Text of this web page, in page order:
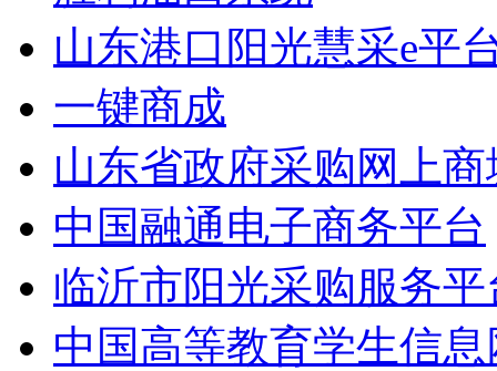
山东港口阳光慧采e平
一键商成
山东省政府采购网上商
中国融通电子商务平台
临沂市阳光采购服务平
中国高等教育学生信